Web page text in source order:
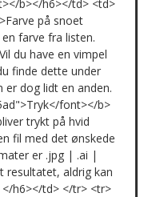
b></h6></td> <td>
på snoet
farve fra listen.
du have en vimpel
finde dette under
er dog lidt en anden.
font></b>
trykt på hvid
fil med det ønskede
er .jpg | .ai |
aldrig kan
h6></td> </tr> <tr>